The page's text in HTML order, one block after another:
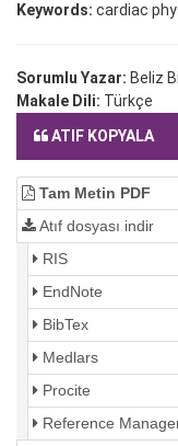
Keywords: cardiac
Sorumlu Yazar: Beliz
Makale Dili: Türkçe
ATIF KOPYALA
Tam Metin PDF
Atıf dosyası indir
RIS
EndNote
BibTex
Medlars
Procite
Reference